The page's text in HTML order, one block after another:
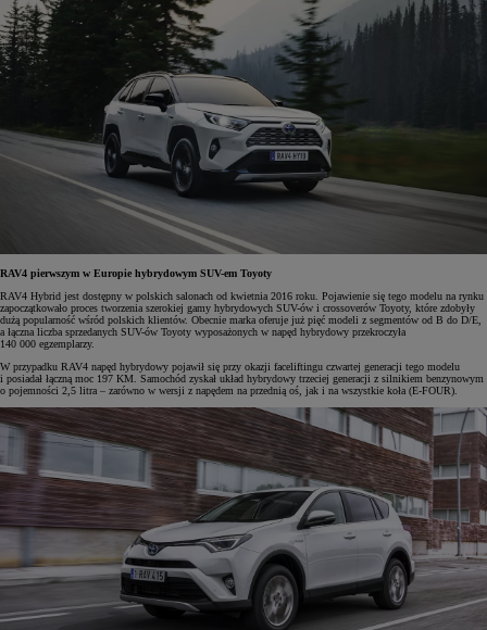
RAV4 pierwszym w Europie hybrydowym SUV-em Toyoty
RAV4 Hybrid jest dostępny w polskich salonach od kwietnia 2016 roku. Pojawienie się tego modelu na rynku
zapoczątkowało proces tworzenia szerokiej gamy hybrydowych SUV-ów i crossoverów Toyoty, które zdobyły
dużą popularność wśród polskich klientów. Obecnie marka oferuje już pięć modeli z segmentów od B do D/E,
a łączna liczba sprzedanych SUV-ów Toyoty wyposażonych w napęd hybrydowy przekroczyła
140 000 egzemplarzy.
W przypadku RAV4 napęd hybrydowy pojawił się przy okazji faceliftingu czwartej generacji tego modelu
i posiadał łączną moc 197 KM. Samochód zyskał układ hybrydowy trzeciej generacji z silnikiem benzynowym
o pojemności 2,5 litra – zarówno w wersji z napędem na przednią oś, jak i na wszystkie koła (E-FOUR).